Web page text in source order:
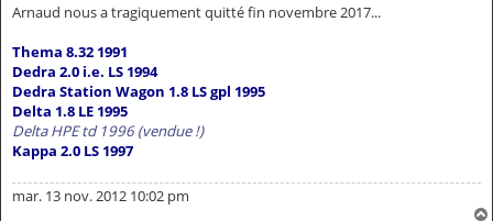
Arnaud nous a tragiquement quitté fin novembre 2017...
Thema 8.32 1991
Dedra 2.0 i.e. LS 1994
Dedra Station Wagon 1.8 LS gpl 1995
Delta 1.8 LE 1995
Delta HPE td 1996 (vendue !)
Kappa 2.0 LS 1997
mar. 13 nov. 2012 10:02 pm